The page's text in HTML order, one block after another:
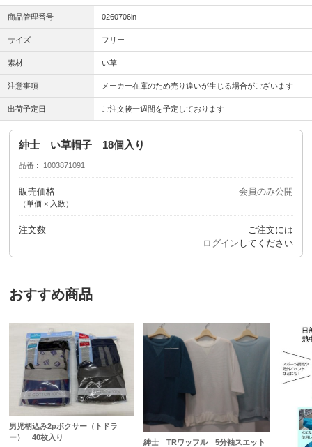
商品管理番号 0260706in
サイズ フリー
素材 い草
注意事項 メーカー在庫のため売り違いが生じる場合がございます
出荷予定日 ご注文後一週間を予定しております
紳士 い草帽子 18個入り
品番 1003871091
販売価格
（単価 × 入数）
会員のみ公開
注文数
ご注文には
ログイン してください
おすすめ商品
男児柄込み2pボクサー（トドラ
ー） 40枚入り
紳士 TRワッフル 5分袖スエット